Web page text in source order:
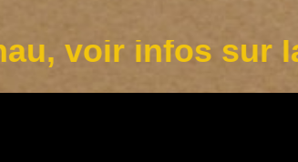
infos sur la